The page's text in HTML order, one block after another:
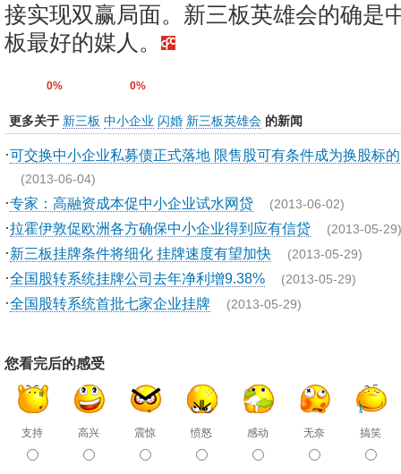
接实现双赢局面。新三板英雄会的确是
板最好的媒人。
0% 0%
更多关于 新三板 中小企业 闪婚 新三板英雄会 的新闻
·可交换中小企业私募债正式落地 限售股可有条件成为换股标的
(2013-06-04)
·专家：高融资成本促中小企业试水网贷 (2013-06-02)
·拉霍伊敦促欧洲各方确保中小企业得到应有信贷 (2013-05-29)
·新三板挂牌条件将细化 挂牌速度有望加快 (2013-05-29)
·全国股转系统挂牌公司去年净利增9.38% (2013-05-29)
·全国股转系统首批七家企业挂牌 (2013-05-29)
您看完后的感受
支持 高兴 震惊 愤怒 感动 无奈 搞笑